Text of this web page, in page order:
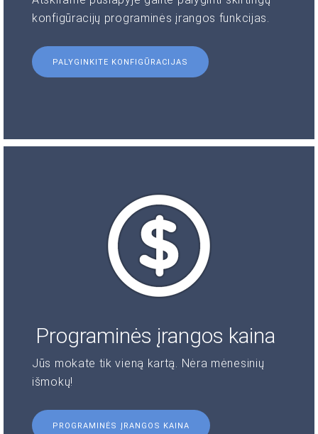
konfigūracijų programinės įrangos funkcijas.
PALYGINKITE KONFIGŪRACIJAS
Programinės įrangos kaina
Jūs mokate tik vieną kartą. Nėra mėnesinių
išmokų!
PROGRAMINĖS ĮRANGOS KAINA